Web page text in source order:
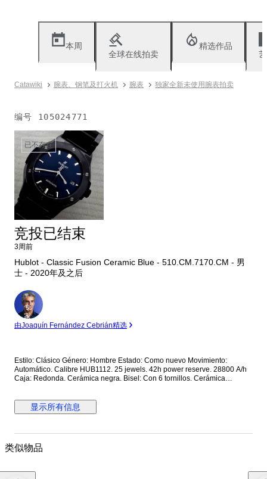
本周
全球在线拍卖
精选作品
Catawiki 腕表、钢笔及打火机 腕表 独家全新未使用腕表拍卖
编号 105024771
已不存在
竞投已结束
3周前
Hublot - Classic Fusion Ceramic Blue - 510.CM.7170.CM - 男
士 - 2020年及之后
专
家
由Joaquín Fernández Cebrián精选
Estilo: Clásico Género: Hombre Estado: Como nuevo Movimiento:
Automático. Calibre HUB1112. 25 jewels. 42h power reserve. 28800 A/h
Caja: Redonda. Cerámica negra. Bisel: Con 6 tornillos. Cerámica
central. Cristal: Zafiro. Plano. Antirreflejo. Correa: Cerámica Cierre: Con
logo. Con pulsadores. Deployante doble. Titanio Dimensiones: Diámetro
entre asas: 25.7 mm. Anchura cierre: 23.5 mm. Peso: 163 gr Resistencia
oficial de Hublot. Precio de tarifa (PVP): 10500€
显示所有信息
类似物品